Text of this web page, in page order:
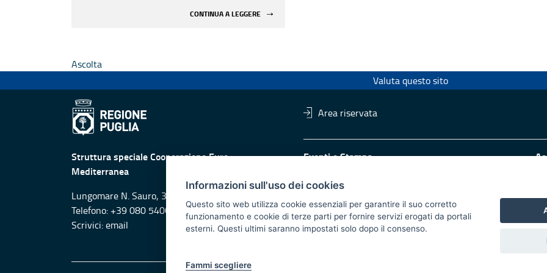
CONTINUA A LEGGERE
Ascolta
Valuta questo sito
Area riservata
Struttura speciale Cooperazione Euro-
Mediterranea
Lungomare N. Sauro, 33 - 70121 Bari
Telefono: +39 080 5406138
Scrivici:email
Eventi e Stampa
Press Regione
Redazione
Responsabili di pubblicazione
Informazioni sull'uso dei cookies
Questo sito web utilizza cookie essenziali per garantire il suo corretto
funzionamento e cookie di terze parti per fornire servizi erogati da portali
esterni. Questi ultimi saranno impostati solo dopo il consenso.
Fammi scegliere